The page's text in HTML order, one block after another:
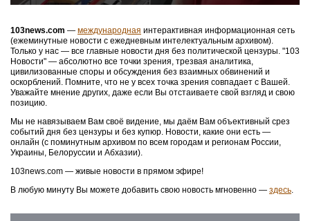
103news.com — международная интерактивная информационная сеть
(ежеминутные новости с ежедневным интелектуальным архивом).
Только у нас — все главные новости дня без политической цензуры. "103
Новости" — абсолютно все точки зрения, трезвая аналитика,
цивилизованные споры и обсуждения без взаимных обвинений и
оскорблений. Помните, что не у всех точка зрения совпадает с Вашей.
Уважайте мнение других, даже если Вы отстаиваете свой взгляд и свою
позицию.
Мы не навязываем Вам своё видение, мы даём Вам объективный срез
событий дня без цензуры и без купюр. Новости, какие они есть —
онлайн (с поминутным архивом по всем городам и регионам России,
Украины, Белоруссии и Абхазии).
103news.com — живые новости в прямом эфире!
В любую минуту Вы можете добавить свою новость мгновенно — здесь.